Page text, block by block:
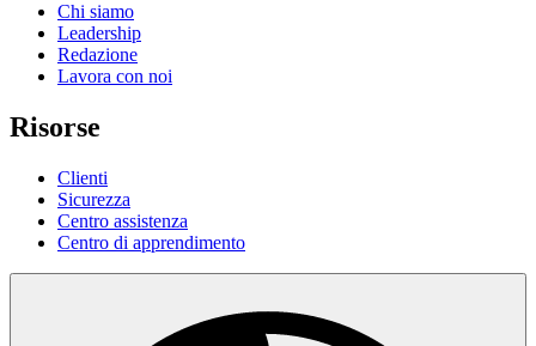
Chi siamo
Leadership
Redazione
Lavora con noi
Risorse
Clienti
Sicurezza
Centro assistenza
Centro di apprendimento